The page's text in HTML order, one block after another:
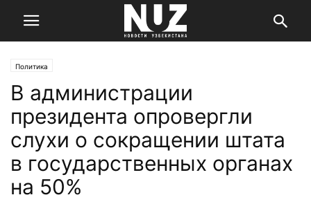
Политика
В администрации
президента опровергли
слухи о сокращении штата
в государственных органах
на 50%